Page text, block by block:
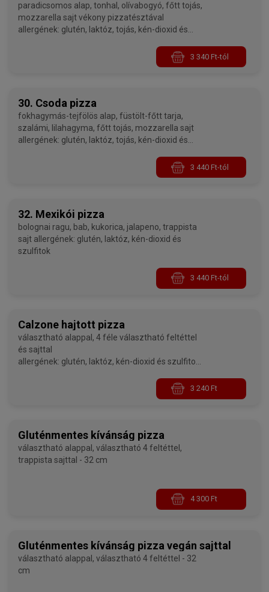
paradicsomos alap, tonhal, olívabogyó, főtt tojás,
mozzarella sajt vékony pizzatésztával
allergének: glutén, laktóz, tojás, kén-dioxid és
3 340 Ft-tól
30. Csoda pizza
fokhagymás-tejfölös alap, füstölt-főtt tarja,
szalámi, lilahagyma, főtt tojás, mozzarella sajt
allergének: glutén, laktóz, tojás, kén-dioxid és
3 440 Ft-tól
32. Mexikói pizza
bolognai ragu, bab, kukorica, jalapeno, trappista
sajt allergének: glutén, laktóz, kén-dioxid és
szulfitok
3 440 Ft-tól
Calzone hajtott pizza
választható alappal, 4 féle választható feltéttel
és sajttal
allergének: glutén, laktóz, kén-dioxid és szulfitok
3 240 Ft
Gluténmentes kívánság pizza
választható alappal, választható 4 feltéttel,
trappista sajttal - 32 cm
4 300 Ft
Gluténmentes kívánság pizza vegán sajttal
választható alappal, választható 4 feltéttel - 32
cm